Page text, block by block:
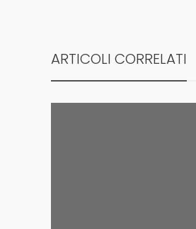
ARTICOLI CORRELATI